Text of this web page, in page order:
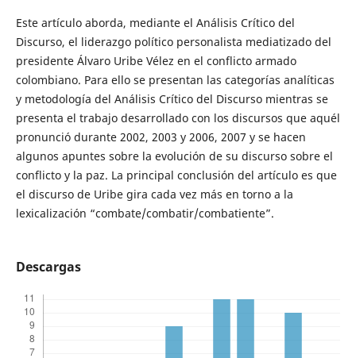
Este artículo aborda, mediante el Análisis Crítico del
Discurso, el liderazgo político personalista mediatizado del
presidente Álvaro Uribe Vélez en el conflicto armado
colombiano. Para ello se presentan las categorías analíticas
y metodología del Análisis Crítico del Discurso mientras se
presenta el trabajo desarrollado con los discursos que aquél
pronunció durante 2002, 2003 y 2006, 2007 y se hacen
algunos apuntes sobre la evolución de su discurso sobre el
conflicto y la paz. La principal conclusión del artículo es que
el discurso de Uribe gira cada vez más en torno a la
lexicalización “combate/combatir/combatiente”.
Descargas